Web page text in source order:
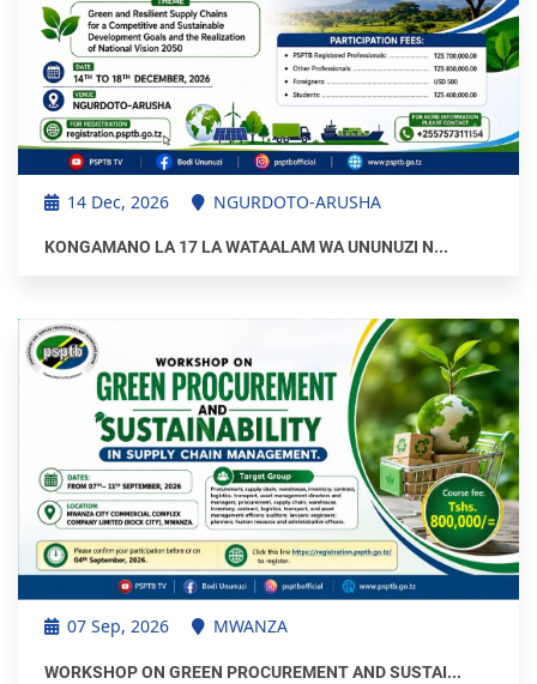
14 Dec, 2026 NGURDOTO-ARUSHA
KONGAMANO LA 17 LA WATAALAM WA UNUNUZI N...
07 Sep, 2026 MWANZA
WORKSHOP ON GREEN PROCUREMENT AND SUSTAI...